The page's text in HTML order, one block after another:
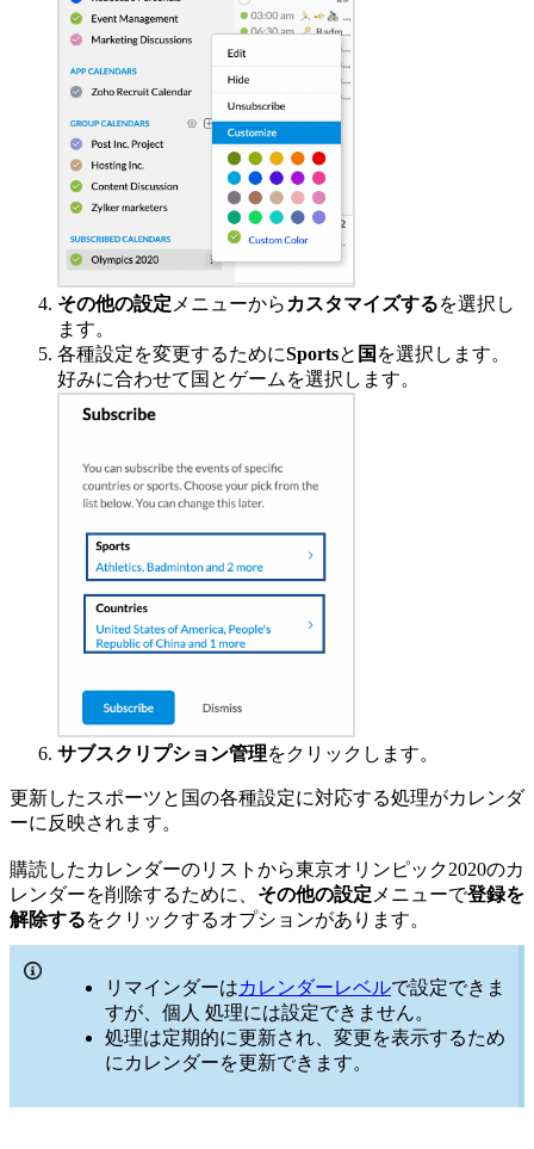
その他の設定 メニューから カスタマイズするを選択し
ます。
各種設定を変更するためにSportsと 国 を選択します。
好みに合わせて国とゲームを選択します。
サブスクリプション管理をクリックします。
更新したスポーツと国の各種設定に対応する処理がカレンダ
ーに反映されます。
購読したカレンダーのリストから東京オリンピック2020のカ
レンダーを削除するために、 その他の設定メニューで登録を
解除するをクリックするオプションがあります。
リマインダーはカレンダーレベルで設定できま
すが、個人 処理には設定できません。
処理は定期的に更新され、変更を表示するため
にカレンダーを更新できます。